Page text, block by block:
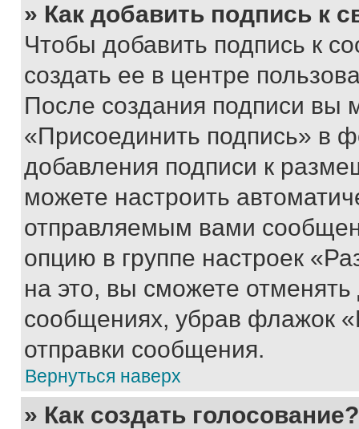
» Как добавить подпись к
Чтобы добавить подпись к
создать ее в центре
После создания подписи вы
«Присоединить подпись» в
добавления подписи к
можете настроить
отправляемым вами
опцию в группе настроек
на это, вы сможете
сообщениях, убрав флажок
отправки сообщения.
Вернуться наверх
» Как создать голосование?